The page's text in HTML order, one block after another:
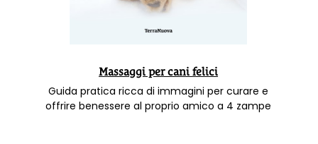
Massaggi per cani felici
Guida pratica ricca di immagini per curare e
offrire benessere al proprio amico a 4 zampe